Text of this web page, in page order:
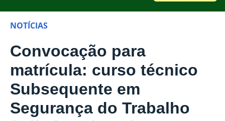
NOTÍCIAS
Convocação para
matrícula: curso técnico
Subsequente em
Segurança do Trabalho